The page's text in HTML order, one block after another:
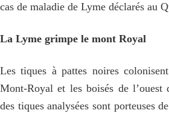
cas de maladie de Lyme déclarés au
La Lyme grimpe le mont Royal
Les tiques à pattes noires
Mont-Royal et les boisés de
des tiques analysées sont porteuses